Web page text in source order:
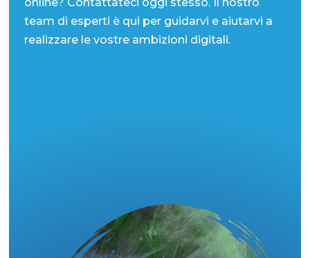
online? Contattateci oggi stesso. Il nostro
team di esperti è qui per guidarvi e aiutarvi a
realizzare le vostre ambizioni digitali.